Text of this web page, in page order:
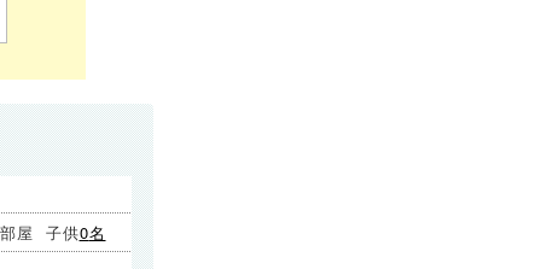
部屋 子供0名